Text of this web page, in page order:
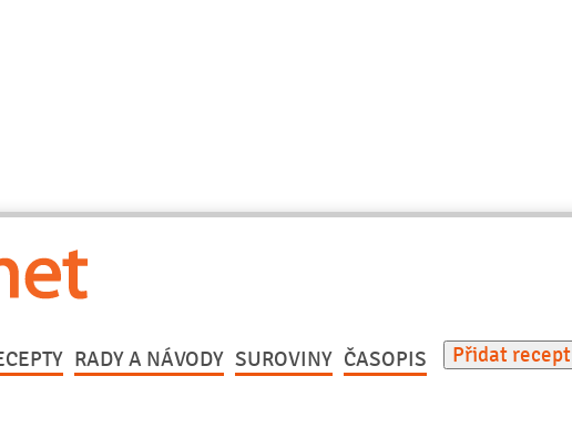
RADY A NÁVODY SUROVINY ČASOPIS Přidat recept